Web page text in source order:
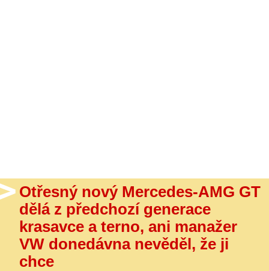
Otřesný nový Mercedes-AMG GT
dělá z předchozí generace
krasavce a terno, ani manažer
VW donedávna nevěděl, že ji
chce